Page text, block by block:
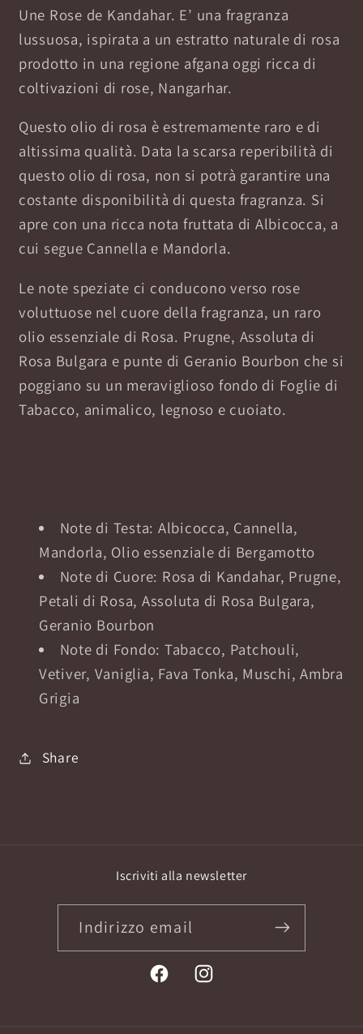
Une Rose de Kandahar. E’ una fragranza
lussuosa, ispirata a un estratto naturale di rosa
prodotto in una regione afgana oggi ricca di
coltivazioni di rose, Nangarhar.
Questo olio di rosa è estremamente raro e di
altissima qualità. Data la scarsa reperibilità di
questo olio di rosa, non si potrà garantire una
costante disponibilità di questa fragranza. Si
apre con una ricca nota fruttata di Albicocca, a
cui segue Cannella e Mandorla.
Le note speziate ci conducono verso rose
voluttuose nel cuore della fragranza, un raro
olio essenziale di Rosa. Prugne, Assoluta di
Rosa Bulgara e punte di Geranio Bourbon che si
poggiano su un meraviglioso fondo di Foglie di
Tabacco, animalico, legnoso e cuoiato.
Note di Testa: Albicocca, Cannella,
Mandorla, Olio essenziale di Bergamotto
Note di Cuore: Rosa di Kandahar, Prugne,
Petali di Rosa, Assoluta di Rosa Bulgara,
Geranio Bourbon
Note di Fondo: Tabacco, Patchouli,
Vetiver, Vaniglia, Fava Tonka, Muschi, Ambra
Grigia
Share
Iscriviti alla newsletter
Indirizzo email
FacebookInstagram